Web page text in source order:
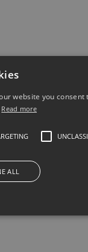
website you consent
Read more
ALL